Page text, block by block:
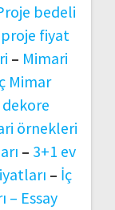
bedeli
fiyat
– Mimari
Mimar
örnekleri
– 3+1 ev
– İç
– Essay